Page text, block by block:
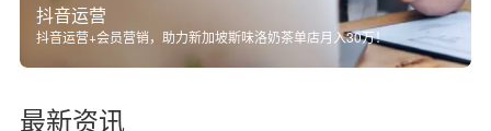
抖音运营
抖音运营+会员营销，助力新加坡斯味洛奶茶单店月入30万！
最新资讯